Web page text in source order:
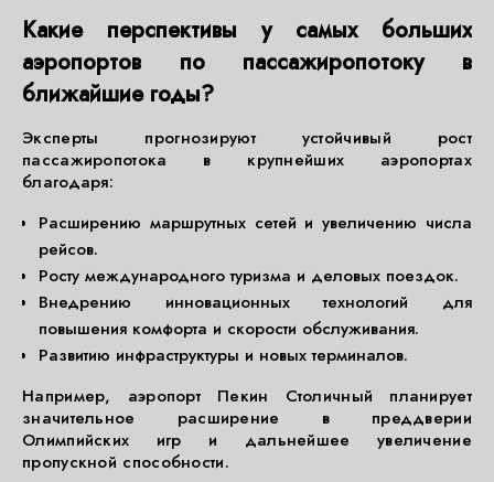
Какие перспективы у самых больших
аэропортов по пассажиропотоку в
ближайшие годы?
Эксперты прогнозируют устойчивый рост
пассажиропотока в крупнейших аэропортах
благодаря:
Расширению маршрутных сетей и увеличению числа
рейсов.
Росту международного туризма и деловых поездок.
Внедрению инновационных технологий для
повышения комфорта и скорости обслуживания.
Развитию инфраструктуры и новых терминалов.
Например, аэропорт Пекин Столичный планирует
значительное расширение в преддверии
Олимпийских игр и дальнейшее увеличение
пропускной способности.